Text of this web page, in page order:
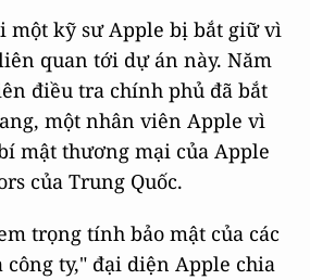
một kỹ sư Apple bị bắt giữ vì
quan tới dự án này. Năm
điều tra chính phủ đã bắt
một nhân viên Apple vì
mật thương mại của Apple
của Trung Quốc.
trọng tính bảo mật của các
công ty," đại diện Apple chia